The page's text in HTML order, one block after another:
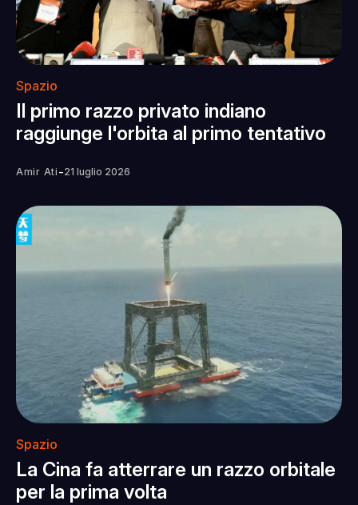
Spazio
Il primo razzo privato indiano
raggiunge l'orbita al primo tentativo
Amir Ati -21 luglio 2026
Spazio
La Cina fa atterrare un razzo orbitale
per la prima volta